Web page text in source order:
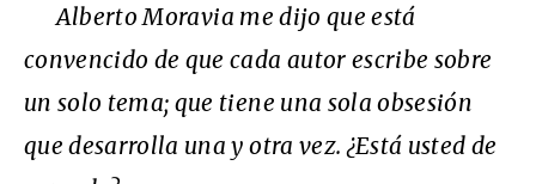
Alberto Moravia me dijo que está
convencido de que cada autor escribe sobre
un solo tema; que tiene una sola obsesión
que desarrolla una y otra vez. ¿Está usted de